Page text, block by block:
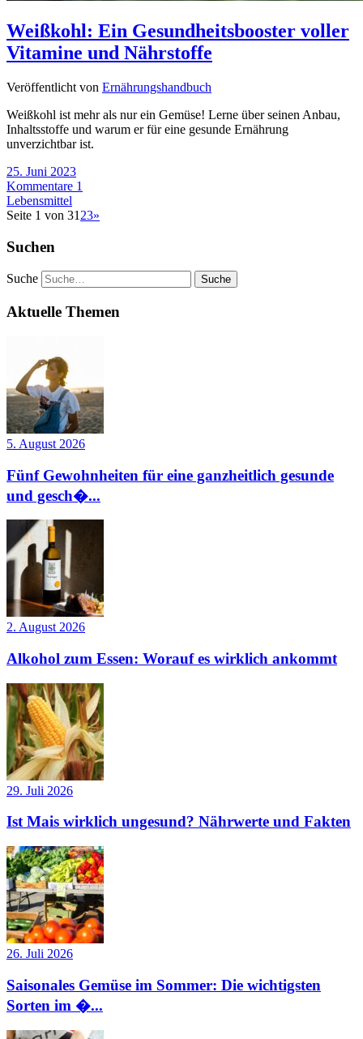
Weißkohl: Ein Gesundheitsbooster voller
Vitamine und Nährstoffe
Veröffentlicht von Ernährungshandbuch
Weißkohl ist mehr als nur ein Gemüse! Lerne über seinen Anbau,
Inhaltsstoffe und warum er für eine gesunde Ernährung
unverzichtbar ist.
25. Juni 2023
Kommentare 1
Lebensmittel
Seite 1 von 31 23»
Suchen
Suche
Aktuelle Themen
5. August 2026
Fünf Gewohnheiten für eine ganzheitlich gesunde
und gesch�...
2. August 2026
Alkohol zum Essen: Worauf es wirklich ankommt
29. Juli 2026
Ist Mais wirklich ungesund? Nährwerte und Fakten
26. Juli 2026
Saisonales Gemüse im Sommer: Die wichtigsten
Sorten im �...